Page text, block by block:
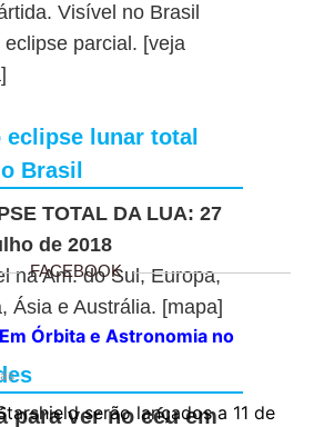
Visível no Brasil
eclipse parcial. [veja
]
eclipse lunar total
Brasil
TOTAL DA LUA: 27
de 2018
na Am. do Sul, Europa,
Ásia e Austrália. [mapa]
para ver no céu em
FACEBOOK
Órbita e Astronomia no
serão lançados a 11 de